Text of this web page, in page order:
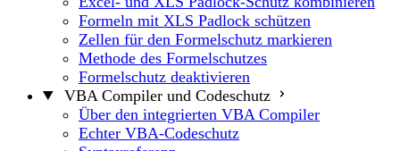
Formeln mit XLS Padlock schützen
Zellen für den Formelschutz markieren
Methode des Formelschutzes
Formelschutz deaktivieren
VBA Compiler und Codeschutz
Über den integrierten VBA Compiler
Echter VBA-Codeschutz